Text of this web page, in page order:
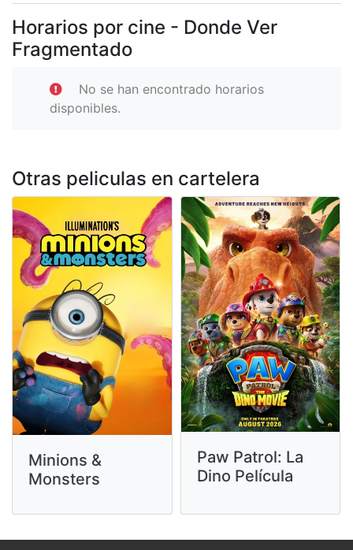
Horarios por cine - Donde Ver
Fragmentado
No se han encontrado horarios
disponibles.
Otras peliculas en cartelera
Minions &
Monsters
Paw Patrol: La
Dino Película